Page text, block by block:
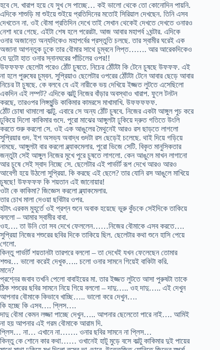
হবে সে. খারাপ হয়ে যে সুখ সে পাচ্ছে… কই ভালো থেকে তো কোনোদিন পায়নি.
এদিকে শাশুড়ি মা শুইয়ে শুইয়ে প্রতিদিনের মতোই সিরিয়াল দেখছেন. তিনি এসব
দেখতেন না. ওই বৌমা প্রতিদিন দেখে তাই সেখান থেকেই দেখতে দেখতে ওনারও
নেশা ধরে গেছে. এইটা শেষ হলে পরেরটা. আজ আবার মহাপর্ব ১ঘন্টার. এদিকে
ওনার অজান্তে অন্যদিকেও মহাপর্বের প্রস্তুতি চলছে. তার স্বামীর ঘরেই এক
অজানা আগন্তুক ঢুকে তার বৌমার সাথে চুম্বনে লিপ্ত……. আর আরেকদিকেও
যে দুটো হাত ওনার স্নানঘরের পাঁচিলের ওপর!!
উফফফফ ছেলেটা পরেও ঠোঁট চুষতে. নিচের ঠোঁটটা কি টেনে চুষছে উফফফ. এই
না হলে পুরুষের চুম্বন. সুপ্রিয়াও ছেলেটার ওপরের ঠোঁটটা টেনে আবার ছেড়ে আবার
নিচের টা চুষছে. কে বলবে যে এই নারীকে ভয় দেখিয়ে ইজ্জত লুটতে এসেছিলো
একদিন এই লম্পট? এদিকে কাল্টু নিজের বাঁড়ার অবস্থাও খারাপ. ফুলে টনটন
করছে, তারওপর লিঙ্গমুন্ডি কাকিমার কামরসে মাখামাখি. উফফফফফ.
ঠোঁট চোষা থামালো কাল্টু. এবারে সে অন্য ঠোঁট চুষবে. নিজের একটা আঙ্গুল পুচ করে
ঢুকিয়ে দিলো কাকিমার গুদে. পুরো মাঝের আঙ্গুলটা ঢুকিয়ে দ্রুত গতিতে উংলি
করতে শুরু করলো সে. ওই এক আঙুলের মৈথুনেই আরও রস ছাড়তে লাগলো
সুপ্রিয়ার গুদ. ইশ অসভ্য অবাদ্ধ গুদটা রস ছেড়েই চলেছে. থাই দিয়ে গড়িয়ে
নামছে. আঙ্গুলটা বার করলো ব্ল্যাকমেলার. পুরো ভিজে সেটি. বিকৃত মানুসিকতার
জন্তুটা সেই আঙ্গুল নিজের মুখে পুরে চুষতে লাগলো. কেন আঙুলে মাখন লাগানো
আর চুষে সেই স্বাদ নিচ্ছে সে. ছেলেটার এই পার্ভার্ট রূপ দেখে আরও আরও
আবেগী হয়ে উঠলো সুপ্রিয়া. কি করছে এই ছেলে? তার যোনি রস আঙুলে মাখিয়ে
চুষছে! উফফফফ কি শয়তান এই জানোয়ার!
ওটা কে কাকিমা? জিজ্ঞেস করলো ব্ল্যাকমেলার.
তার চোখ মালা দেওয়া ছবিটার ওপর.
হটাৎ এরকম মুহূর্তে ওই প্রশ্ন শুনে অবাক হয়েছে ভুরু কুঁচকে সেইদিকে তাকিয়ে
বললো – আমার স্বামীর বাবা.
ওহ…. তা উনি তো সব দেখে ফেললেন……নিজের বৌমাকে এসব করতে….
সুপ্রিয়া নিজের শশুরের ছবির দিকে তাকিয়ে ছিল. ছেলেটার কথা শুনে হাসি পেয়ে
গেলো.
কিন্তু পার্ভার্ট শয়তানটা তারপরে বললো – তা দেখেই যখন ফেলেছেন তোমার
শশুর… ভালো করেই দেখুক….. চলো ওনার সামনে গিয়েই বাকিটা করি.
মানে?
প্রশ্নের জবাব তখনি পেলো বাবাইয়ের মা. তার ইজ্জত লুটতে আসা পুরুষটা তাকে
ঠিক শশুরের ছবির সামনে নিয়ে গিয়ে বললো – দাদু….. ওহ দাদু….. এই দেখুন
আপনার বৌমাকে কিভাবে খাচ্ছি….. ভালো করে দেখুন….
কি হচ্ছে কি এসব…. প্লিস….
দাদু বৌমা কেমন লজ্জা পাচ্ছে দেখুন….. আপনার ছেলেতো পারে নাই…. আমিই
না হয় আপনার এই গরম বৌমাকে আরাম দি.
প্লিস… না… এখানে না……. ওনার ছবির সামনে না প্লিস…
কিন্তু কে শোনে কার কথা…… ওখানেই হাটু মুড়ে বসে কাল্টু কাকিমার দুই পায়ের